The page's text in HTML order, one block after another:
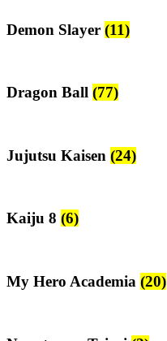
Demon Slayer (11)
Dragon Ball (77)
Jujutsu Kaisen (24)
Kaiju 8 (6)
My Hero Academia (20)